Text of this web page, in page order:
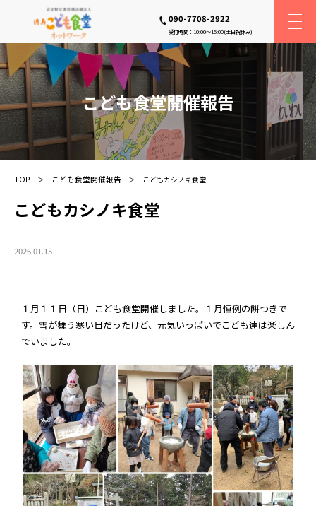
090-7708-2922
受付時間：10:00〜16:00(土日祝休み)
こども食堂開催報告
TOP こども食堂開催報告 こどもカシノキ食堂
こどもカシノキ食堂
2026.01.15
１月１１日（日）こども食堂開催しました。１月恒例の餅つきで
す。雪が舞う寒い日だったけど、元気いっぱいでこども達は楽しん
でいました。